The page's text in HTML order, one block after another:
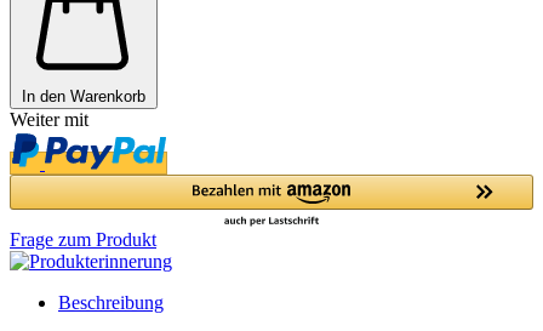
In den Warenkorb
Weiter mit
Frage zum Produkt
Beschreibung